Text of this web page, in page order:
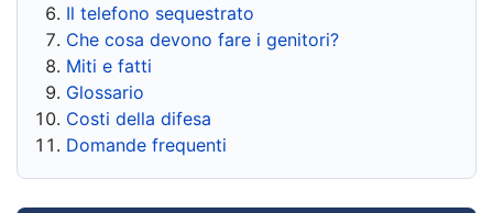
Il telefono sequestrato
Che cosa devono fare i genitori?
Miti e fatti
Glossario
Costi della difesa
Domande frequenti